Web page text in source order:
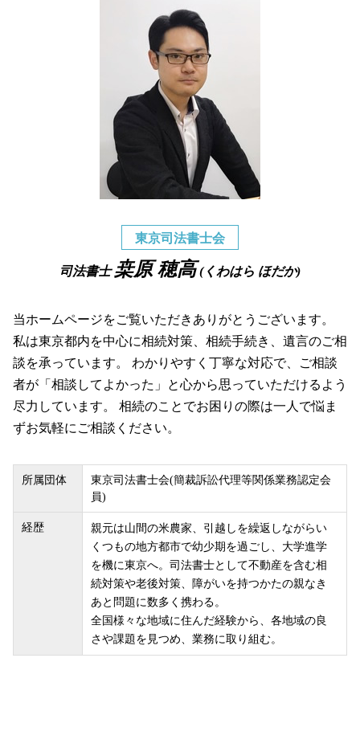
東京司法書士会
司法書士 桒原 穂高 (くわはら ほだか)
当ホームページをご覧いただきありがとうございます。
私は東京都内を中心に相続対策、相続手続き、遺言のご相
談を承っています。 わかりやすく丁寧な対応で、ご相談
者が「相談してよかった」と心から思っていただけるよう
尽力しています。 相続のことでお困りの際は一人で悩ま
ずお気軽にご相談ください。
所属団体
東京司法書士会(簡裁訴訟代理等関係業務認定会
員)
経歴
親元は山間の米農家、引越しを繰返しながらい
くつもの地方都市で幼少期を過ごし、大学進学
を機に東京へ。司法書士として不動産を含む相
続対策や老後対策、障がいを持つかたの親なき
あと問題に数多く携わる。
全国様々な地域に住んだ経験から、各地域の良
さや課題を見つめ、業務に取り組む。